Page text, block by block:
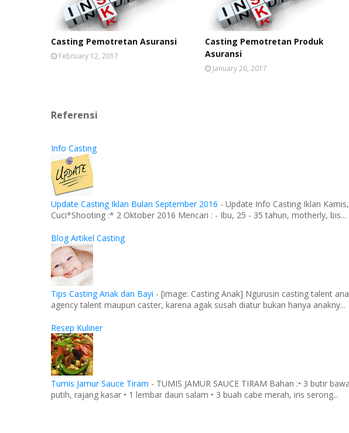
Casting Pemotretan Asuransi
February 12, 2017
Casting Pemotretan Produk
Asuransi
January 26, 2017
Referensi
Info Casting
Update Casting Iklan Bulan September 2016 - Update Info Casting Iklan
Cuci*Shooting :* 2 Oktober 2016 Mencari : - Ibu, 25 - 35 tahun, motherly, bis...
Blog Artikel Casting
Tips Casting Anak dan Bayi - [image: Casting Anak] Ngurusin casting talent
agency talent maupun caster, karena agak susah diatur bukan hanya anakny...
Resep Kuliner
Tumis Jamur Sauce Tiram - TUMIS JAMUR SAUCE TIRAM Bahan :• 3 butir
putih, rajang kasar • 1 lembar daun salam • 3 buah cabe merah, iris serong...